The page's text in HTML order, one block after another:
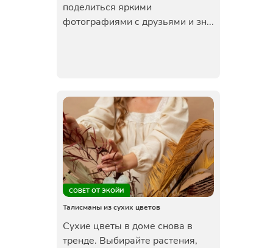
поделиться яркими
фотографиями с друзьями и зн...
СОВЕТ ОТ ЭКОЙИ
Талисманы из сухих цветов
Сухие цветы в доме снова в
тренде. Выбирайте растения,